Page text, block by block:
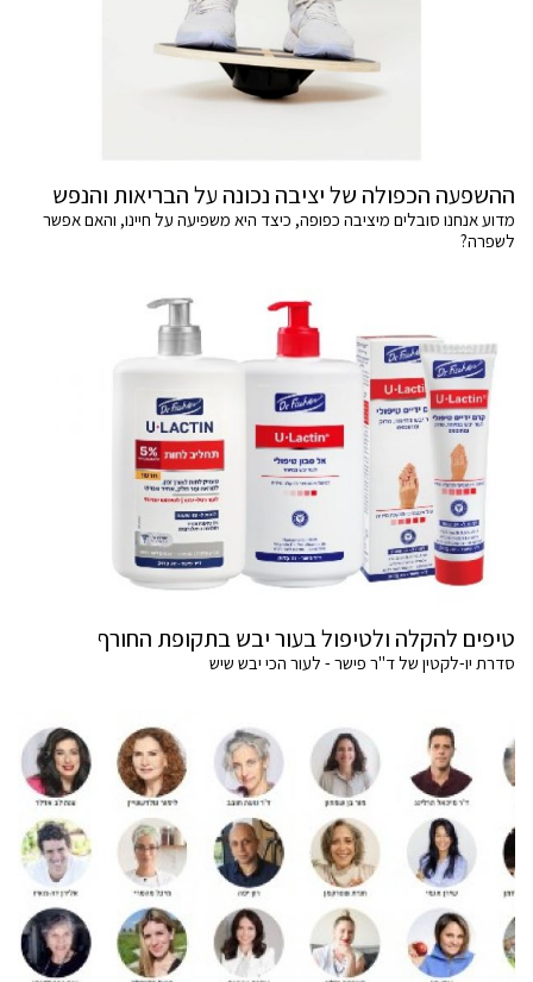
ההשפעה הכפולה של יציבה נכונה על הבריאות והנפש
מדוע אנחנו סובלים מיציבה כפופה, כיצד היא משפיעה על חיינו, והאם אפשר
לשפרה?
טיפים להקלה ולטיפול בעור יבש בתקופת החורף
סדרת יו-לקטין של ד"ר פישר - לעור הכי יבש שיש